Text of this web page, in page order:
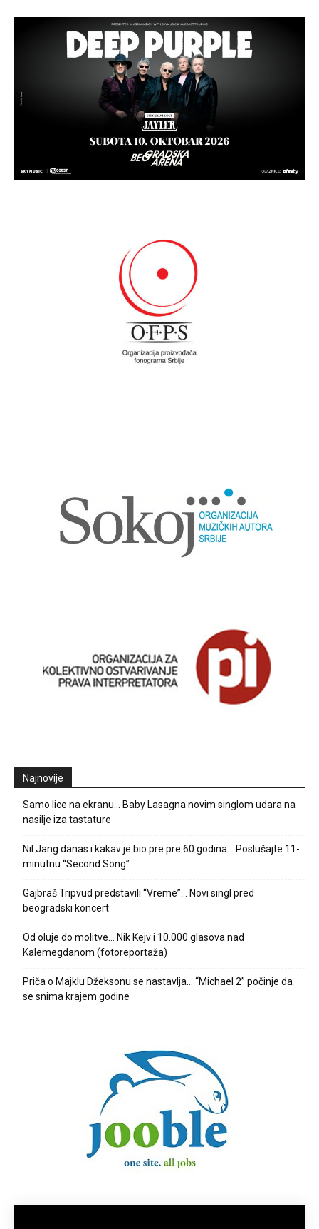
Najnovije
Samo lice na ekranu… Baby Lasagna novim singlom udara na
nasilje iza tastature
Nil Jang danas i kakav je bio pre pre 60 godina… Poslušajte 11-
minutnu “Second Song”
Gajbraš Tripvud predstavili “Vreme”… Novi singl pred
beogradski koncert
Od oluje do molitve… Nik Kejv i 10.000 glasova nad
Kalemegdanom (fotoreportaža)
Priča o Majklu Džeksonu se nastavlja… “Michael 2” počinje da
se snima krajem godine